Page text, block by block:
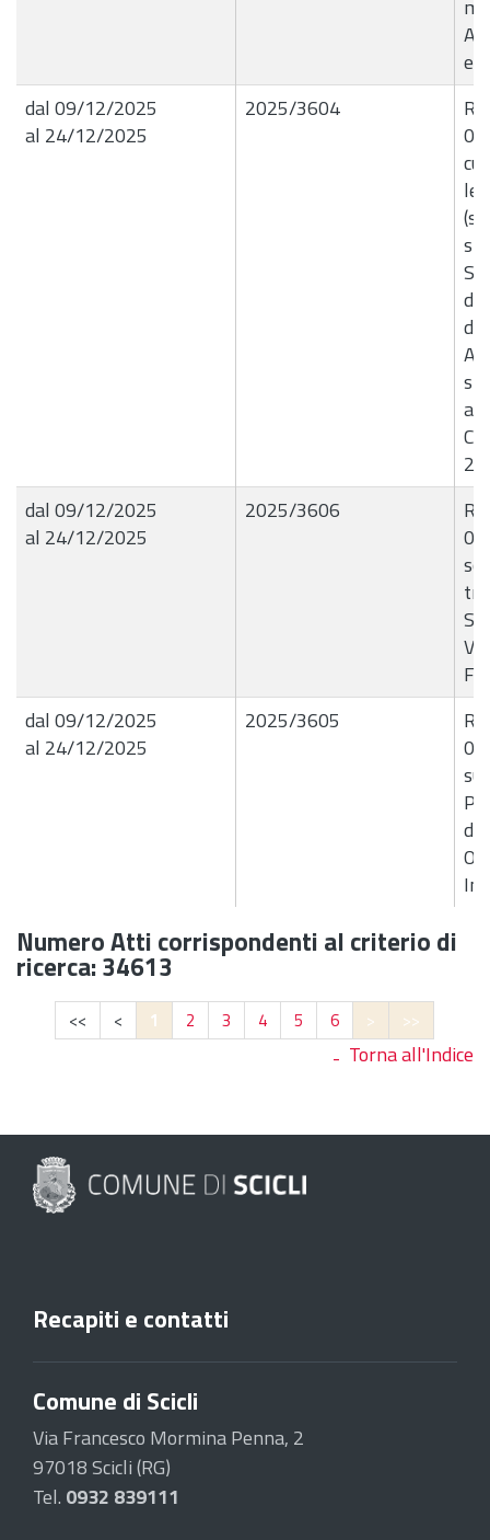
e
dal 09/12/2025
al 24/12/2025
2025/3604
di
dal 09/12/2025
al 24/12/2025
2025/3606
dal 09/12/2025
al 24/12/2025
2025/3605
Numero Atti corrispondenti al criterio di
ricerca: 34613
<< < 1 2 3 4 5 6 > >>
Torna all'Indice
Recapiti e contatti
Comune di Scicli
Via Francesco Mormina Penna, 2
97018 Scicli (RG)
Tel. 0932 839111